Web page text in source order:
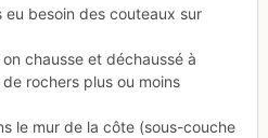
eu besoin des couteaux sur
chausse et déchaussé à
rochers plus ou moins
le mur de la côte (sous-couche